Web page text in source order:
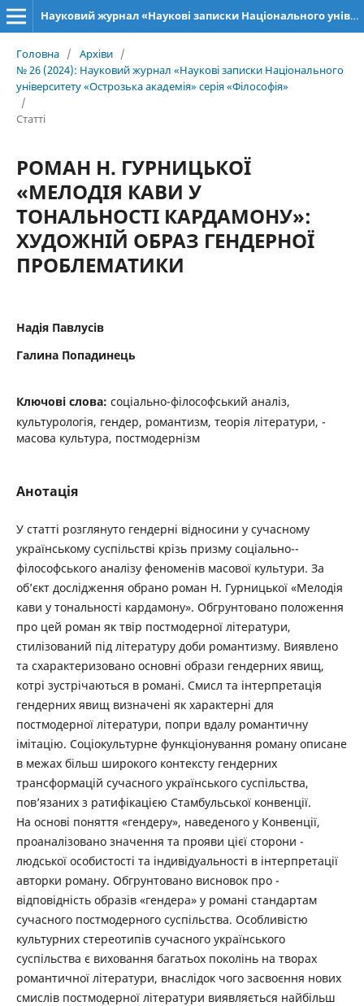
Науковий журнал «Наукові записки Національного університету «Острозька академія»: серія «Філософія»
Головна / Архіви /
№ 26 (2024): Науковий журнал «Наукові записки Національного
університету «Острозька академія» серія «Філософія»
/
Статті
РОМАН Н. ГУРНИЦЬКОЇ
«МЕЛОДІЯ КАВИ У
ТОНАЛЬНОСТІ КАРДАМОНУ»:
ХУДОЖНІЙ ОБРАЗ ГЕНДЕРНОЇ
ПРОБЛЕМАТИКИ
Надія Павлусів
Галина Попадинець
Ключові слова: соціально-філософський аналіз,
культурологія, гендер, романтизм, теорія літератури, ­
масова культура, постмодернізм
Анотація
У статті розглянуто гендерні відносини у сучасному
українському суспільстві крізь призму соціально-­
філософського аналізу феноменів масової культури. За
об’єкт дослідження обрано роман Н. Гурницької ­«Мелодія
кави у тональності кардамону». Обгрунтовано положення
про цей роман як твір постмодерної літератури,
стилізований під літературу доби романтизму. Виявлено
та схарактеризовано основні образи гендерних явищ,
котрі зустрічаються в романі. Смисл та інтерпретація
гендерних явищ визначені як характерні для
постмодерної літератури, попри вдалу романтичну
імітацію. Соціокультурне функціонування роману описане
в межах більш широкого контексту гендерних
трансформацій сучасного українського суспільства,
пов’язаних з ратифікацією Стамбульської конвенції.
На основі поняття «гендеру», наведеного у Конвенції,
проаналізовано значення та прояви цієї сторони ­
людської особистості та індивідуальності в інтерпретації
авторки роману. Обгрунтовано висновок про ­
відповідність образів «гендера» у романі стандартам
сучасного постмодерного суспільства. Особливістю
культурних стереотипів сучасного українського
суспільства є виховання багатьох поколінь на творах
романтичної літератури, внаслідок чого засвоєння нових
смислів постмодерної літератури виявляється найбільш